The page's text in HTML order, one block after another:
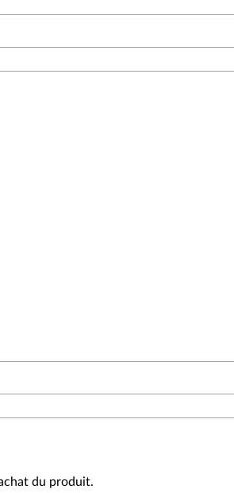
du produit.